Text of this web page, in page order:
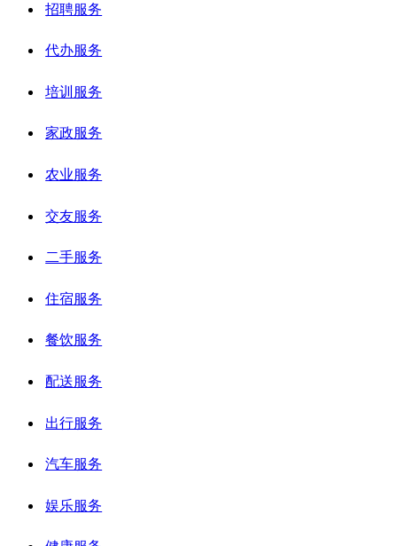
招聘服务
代办服务
培训服务
家政服务
农业服务
交友服务
二手服务
住宿服务
餐饮服务
配送服务
出行服务
汽车服务
娱乐服务